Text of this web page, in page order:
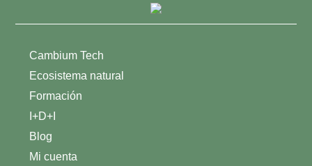
Cambium Tech
Ecosistema natural
Formación
I+D+I
Blog
Mi cuenta